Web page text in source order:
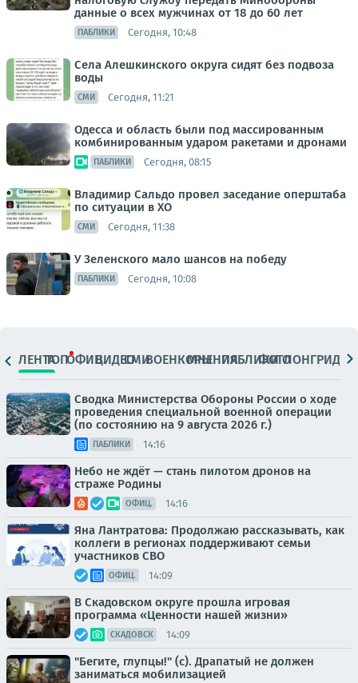
данные о всех мужчинах от 18 до 60 лет
ПАБЛИКИ Сегодня, 10:48
Села Алешкинского округа сидят без подвоза
воды
СМИ Сегодня, 11:21
Одесса и область были под массированным
комбинированным ударом ракетами и дронами
ПАБЛИКИ Сегодня, 08:15
Владимир Сальдо провел заседание оперштаба
по ситуации в ХО
СМИ Сегодня, 11:38
У Зеленского мало шансов на победу
ПАБЛИКИ Сегодня, 10:08
ЛЕНТАТОПОФИЦ.ВИДЕОСМИВОЕНКОРЫМНЕНИЯПАБЛИКИ
ФОТОЛОНГРИДЫ
Сводка Министерства Обороны России о ходе
проведения специальной военной операции
(по состоянию на 9 августа 2026 г.)
ПАБЛИКИ 14:16
Небо не ждёт — стань пилотом дронов на
страже Родины
ОФИЦ. 14:16
Яна Лантратова: Продолжаю рассказывать, как
коллеги в регионах поддерживают семьи
участников СВО
ОФИЦ. 14:09
В Скадовском округе прошла игровая
программа «Ценности нашей жизни»
СКАДОВСК 14:09
"Бегите, глупцы!" (с). Драпатый не должен
заниматься мобилизацией